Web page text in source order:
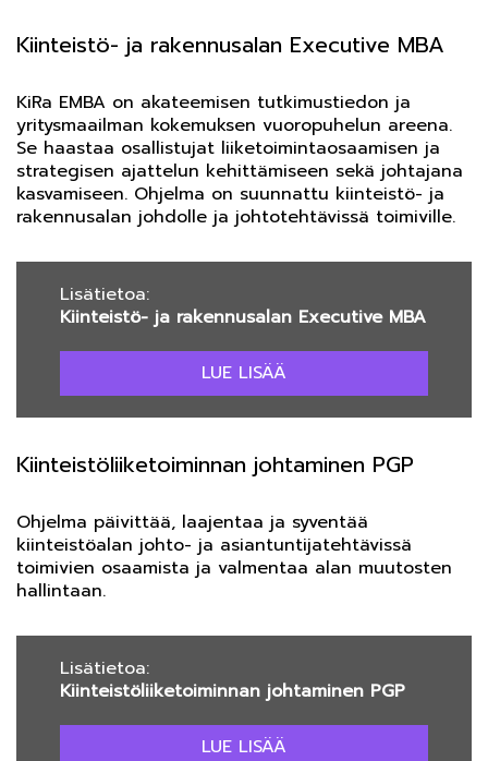
Kiinteistö- ja rakennusalan Executive MBA
KiRa EMBA on akateemisen tutkimustiedon ja
yritysmaailman kokemuksen vuoropuhelun areena.
Se haastaa osallistujat liiketoimintaosaamisen ja
strategisen ajattelun kehittämiseen sekä johtajana
kasvamiseen. Ohjelma on suunnattu kiinteistö- ja
rakennusalan johdolle ja johtotehtävissä toimiville.
Lisätietoa:
Kiinteistö- ja rakennusalan Executive MBA
LUE LISÄÄ
Kiinteistöliiketoiminnan johtaminen PGP
Ohjelma päivittää, laajentaa ja syventää
kiinteistöalan johto- ja asiantuntijatehtävissä
toimivien osaamista ja valmentaa alan muutosten
hallintaan.
Lisätietoa:
Kiinteistöliiketoiminnan johtaminen PGP
LUE LISÄÄ